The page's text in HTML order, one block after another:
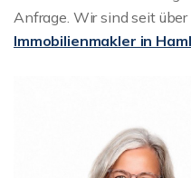
Anfrage. Wir sind seit
Immobilienmakler in